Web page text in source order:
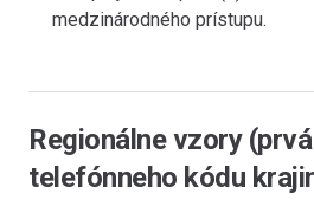
medzinárodného prístupu.
Regionálne vzory
telefónneho kódu